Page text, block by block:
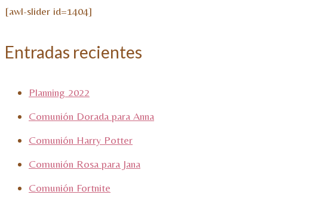
[awl-slider id=1404]
Entradas recientes
Planning 2022
Comunión Dorada para Anna
Comunión Harry Potter
Comunión Rosa para Jana
Comunión Fortnite